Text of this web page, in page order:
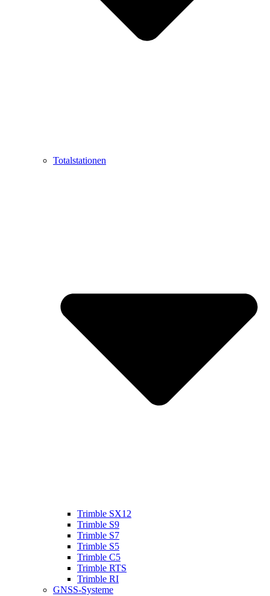
Totalstationen
Trimble SX12
Trimble S9
Trimble S7
Trimble S5
Trimble C5
Trimble RTS
Trimble RI
GNSS-Systeme